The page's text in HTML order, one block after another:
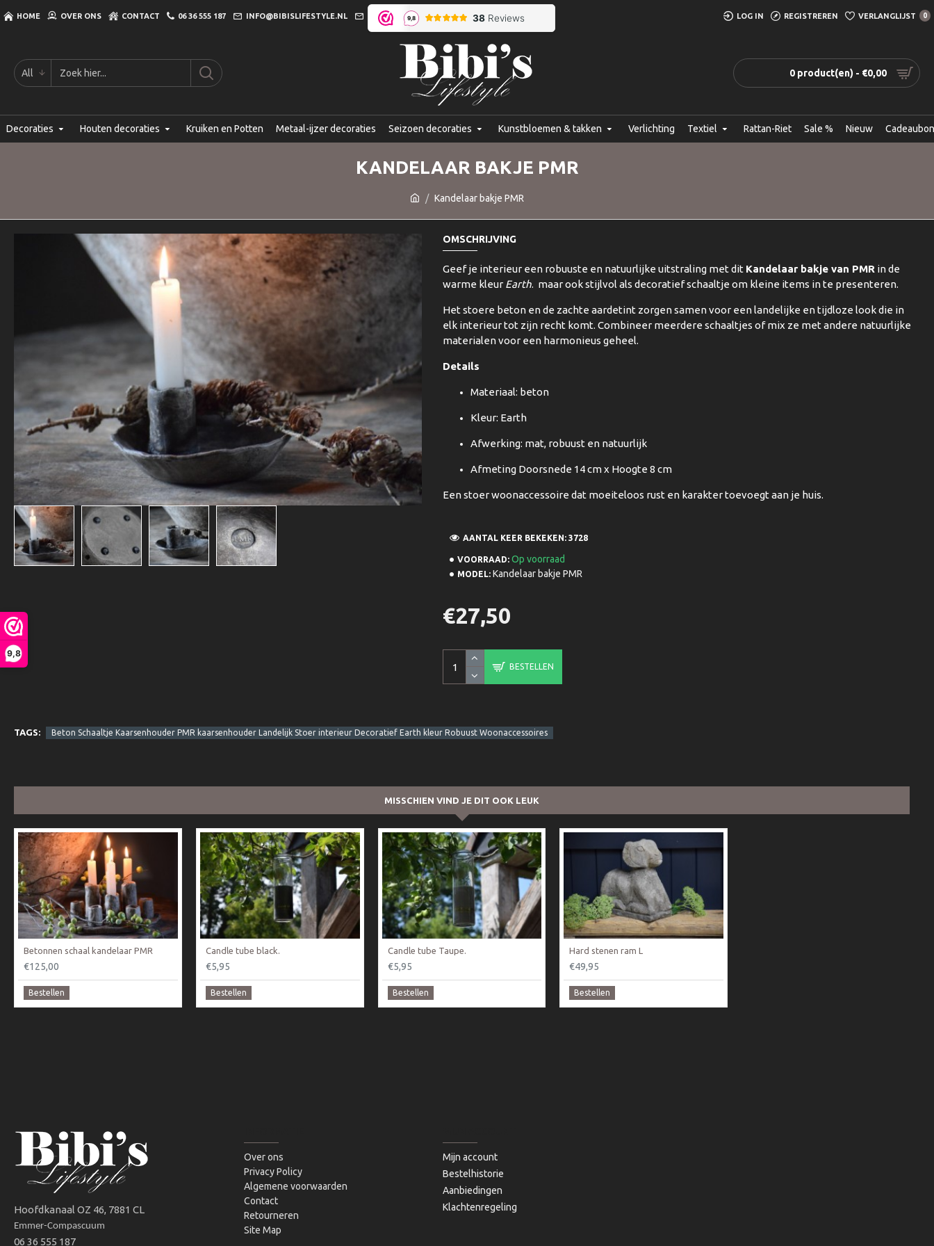
9,8
HOME OVER ONS CONTACT 06 36 555 187 INFO@BIBISLIFESTYLE.NL LOG IN REGISTREREN VERLANGLIJST 0
All 0 product(en) - €0,00
Decoraties Houten decoraties Kruiken en Potten Metaal-ijzer decoraties Seizoen decoraties Kunstbloemen & takken Verlichting Textiel Rattan-Riet Sale % Nieuw Cadeaubon
Kandelaar bakje PMR
KANDELAAR BAKJE PMR
OMSCHRIJVING
Geef je interieur een robuuste en natuurlijke uitstraling met dit Kandelaar bakje van PMR in de
warme kleur Earth. maar ook stijlvol als decoratief schaaltje om kleine items in te presenteren.
Het stoere beton en de zachte aardetint zorgen samen voor een landelijke en tijdloze look die in
elk interieur tot zijn recht komt. Combineer meerdere schaaltjes of mix ze met andere natuurlijke
materialen voor een harmonieus geheel.
Details
Materiaal: beton
Kleur: Earth
Afwerking: mat, robuust en natuurlijk
Afmeting Doorsnede 14 cm x Hoogte 8 cm
Een stoer woonaccessoire dat moeiteloos rust en karakter toevoegt aan je huis.
VOORRAAD: Op voorraad
MODEL: Kandelaar bakje PMR
AANTAL KEER BEKEKEN: 3728
€27,50
BESTELLEN
TAGS: Beton Schaaltje Kaarsenhouder PMR kaarsenhouder Landelijk Stoer interieur Decoratief Earth kleur Robuust Woonaccessoires
MISSCHIEN VIND JE DIT OOK LEUK
Betonnen schaal kandelaar PMR
€125,00
Bestellen
Candle tube black.
€5,95
Bestellen
Candle tube Taupe.
€5,95
Bestellen
Hard stenen ram L
€49,95
Bestellen
Hoofdkanaal OZ 46, 7881 CL
Emmer-Compascuum
06 36 555 187
Over ons
Privacy Policy
Algemene voorwaarden
Contact
Retourneren
Site Map
Mijn account
Bestelhistorie
Aanbiedingen
Klachtenregeling